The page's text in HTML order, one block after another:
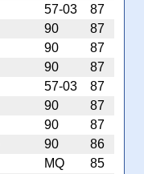
57-03
87
90
87
90
87
90
87
57-03
87
90
87
90
87
90
86
MQ
85